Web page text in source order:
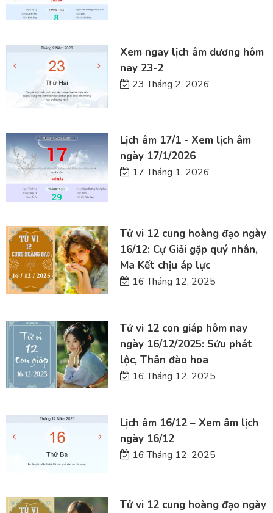
Xem ngay lịch âm dương hôm
nay 23-2
23 Tháng 2, 2026
Lịch âm 17/1 - Xem lịch âm
ngày 17/1/2026
17 Tháng 1, 2026
Tử vi 12 cung hoàng đạo ngày
16/12: Cự Giải gặp quý nhân,
Ma Kết chịu áp lực
16 Tháng 12, 2025
Tử vi 12 con giáp hôm nay
ngày 16/12/2025: Sửu phát
lộc, Thân đào hoa
16 Tháng 12, 2025
Lịch âm 16/12 – Xem âm lịch
ngày 16/12
16 Tháng 12, 2025
Tử vi 12 cung hoàng đạo ngày